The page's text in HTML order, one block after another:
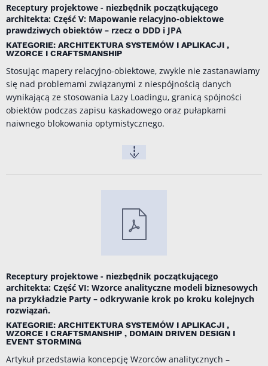
Receptury projektowe - niezbędnik początkującego
architekta: Część V: Mapowanie relacyjno-obiektowe
prawdziwych obiektów – rzecz o DDD i JPA
KATEGORIE: ARCHITEKTURA SYSTEMÓW I APLIKACJI ,
WZORCE I CRAFTSMANSHIP
Stosując mapery relacyjno-obiektowe, zwykle nie zastanawiamy
się nad problemami związanymi z niespójnością danych
wynikającą ze stosowania Lazy Loadingu, granicą spójności
obiektów podczas zapisu kaskadowego oraz pułapkami
naiwnego blokowania optymistycznego.
Receptury projektowe - niezbędnik początkującego
architekta: Część VI: Wzorce analityczne modeli biznesowych
na przykładzie Party – odkrywanie krok po kroku kolejnych
rozwiązań.
KATEGORIE: ARCHITEKTURA SYSTEMÓW I APLIKACJI ,
WZORCE I CRAFTSMANSHIP , DOMAIN DRIVEN DESIGN I
EVENT STORMING
Artykuł przedstawia koncepcję Wzorców analitycznych –